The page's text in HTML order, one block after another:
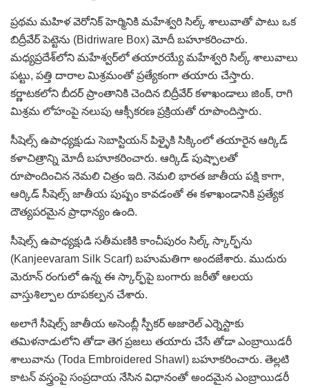
ప్రథమ మహిళ వెరోనిక్ హెర్మినికి మహేశ్వరి సిల్క్ శాలువాతో పాటు ఒక
బిద్రీవేర్ పెట్టెను (Bidriware Box) మోదీ బహూకరించారు.
మధ్యప్రదేశ్‌లోని మహేశ్వర్‌లో తయారయ్యే మహేశ్వరి సిల్క్ శాలువాలు
పట్టు, పత్తి దారాల మిశ్రమంతో ప్రత్యేకంగా తయారు చేస్తారు.
కర్ణాటకలోని బీదర్‌ ప్రాంతానికి చెందిన బిద్రీవేర్ కళాఖండాలు జింక్, రాగి
మిశ్రమ లోహంపై నలుపు ఆక్సీకరణ ప్రక్రియతో రూపొందిస్తారు.
సీషెల్స్‌ ఉపాధ్యక్షుడు సెబాస్టియన్ పిళ్ళైకి సిక్కింలో తయారైన ఆర్కిడ్
కళాచిత్రాన్ని మోదీ బహూకరించారు. ఆర్కిడ్ పుష్పాలతో
రూపొందించిన నెమలి చిత్రం ఇది. నెమలి భారత జాతీయ పక్షి కాగా,
ఆర్కిడ్ సీషెల్స్ జాతీయ పుష్పం కావడంతో ఈ కళాఖండానికి ప్రత్యేక
దౌత్యపరమైన ప్రాధాన్యం ఉంది.
సీషెల్స్‌ ఉపాధ్యక్షుడి సతీమణికి కాంచీపురం సిల్క్ స్కార్ఫ్‌ను
(Kanjeevaram Silk Scarf) బహుమతిగా అందజేశారు. ముదురు
మెరూన్ రంగులో ఉన్న ఈ స్కార్ఫ్‌పై బంగారు జరీతో ఆలయ
వాస్తుశిల్పాల రూపకల్పన చేశారు.
అలాగే సీషెల్స్‌ జాతీయ అసెంబ్లీ స్పీకర్ అజారెల్ ఎర్నెస్టాకు
తమిళనాడులోని తోడా తెగ ప్రజలు తయారు చేసే తోడా ఎంబ్రాయిడరీ
శాలువాను (Toda Embroidered Shawl) బహూకరించారు. తెల్లటి
కాటన్ వస్త్రంపై సంప్రదాయ నేసిన విధానంతో అందమైన ఎంబ్రాయిడరీ